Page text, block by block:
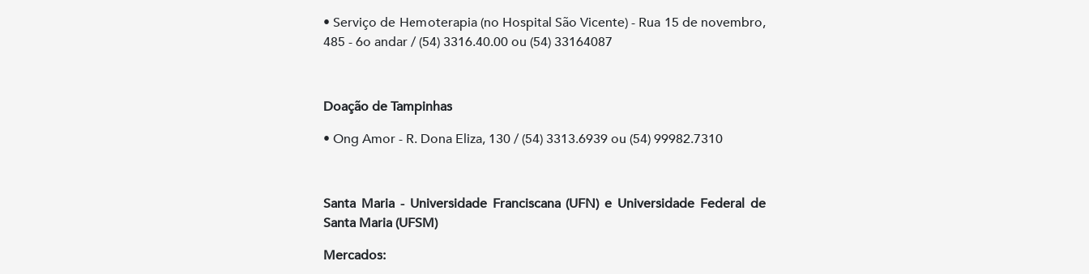
• Serviço de Hemoterapia (no Hospital São Vicente) - Rua 15 de novembro,
485 - 6o andar / (54) 3316.40.00 ou (54) 33164087
Doação de Tampinhas
• Ong Amor - R. Dona Eliza, 130 / (54) 3313.6939 ou (54) 99982.7310
Santa Maria - Universidade Franciscana (UFN) e Universidade Federal de
Santa Maria (UFSM)
Mercados: